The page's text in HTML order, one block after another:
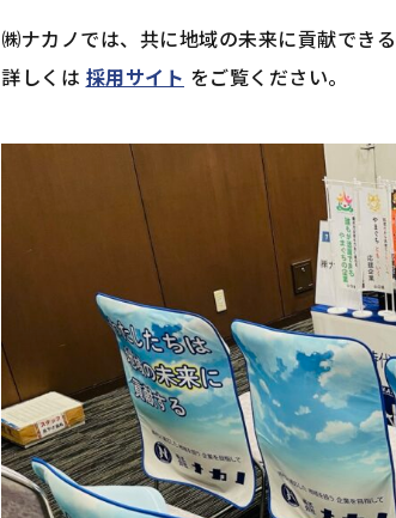
㈱ナカノでは、共に地域の未来に貢献でき
詳しくは 採用サイト をご覧ください。